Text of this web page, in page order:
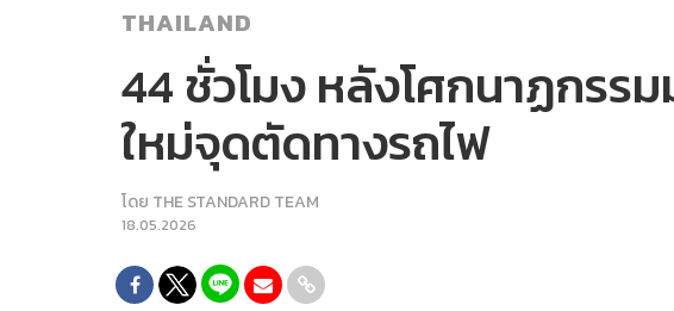
THAILAND
44 ชั่วโมง หลังโศกนาฏกรร
ใหม่จุดตัดทางรถไฟ
โดย THE STANDARD TEAM
18.05.2026